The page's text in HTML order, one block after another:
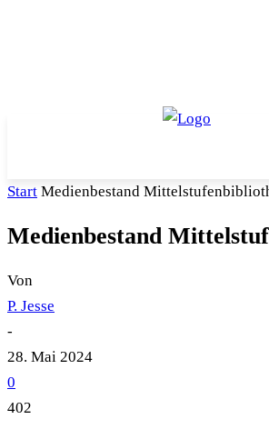
Start Medienbestand
Medienbestand
Von
P. Jesse
-
28. Mai 2024
0
402